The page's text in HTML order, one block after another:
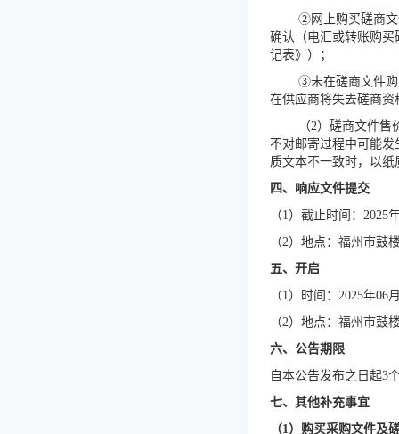
②网上购买磋商文
确认（电汇或转账购
记表》）；
③未在磋商文件购
在供应商将失去磋商资
（2） 磋商文件售
不对邮寄过程中可能
质文本不一致时，以纸
四、响应文件提交
（1） 截止时间： 2025
（2） 地点： 福州市鼓
五、开启
（1） 时间： 2025年06
（2） 地点：福州市鼓
六、公告期限
自本公告发布之日起3
七、其他补充事宜
（1）购买采购文件及